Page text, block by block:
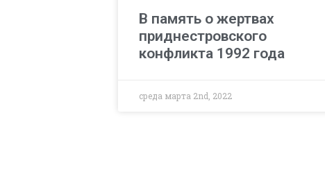
В память о жертвах
приднестровского
конфликта 1992 года
среда марта 2nd, 2022